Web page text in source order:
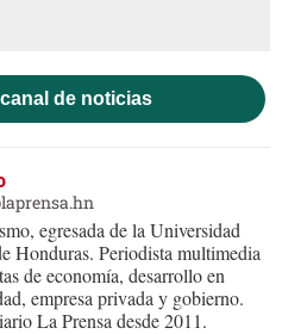
de noticias
egresada de la Universidad
Honduras. Periodista multimedia
de economía, desarrollo en
empresa privada y gobierno.
La Prensa desde 2011.